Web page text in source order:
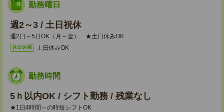
勤務曜日
週2～3 / 土日祝休
週2日～5日OK（月～金） ★土日休みOK
休日休暇 土日休みOK
勤務時間
5ｈ以内OK / シフト勤務 / 残業なし
★1日4時間～の時短シフトOK